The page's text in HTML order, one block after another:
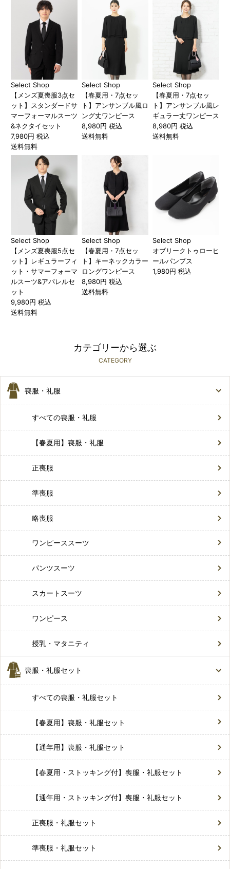
Select Shop
【メンズ夏喪服3点セ
ット】スタンダードサ
マーフォーマルスーツ
&ネクタイセット
7,980円 税込
送料無料
Select Shop
【春夏用・7点セッ
ト】アンサンブル風ロ
ング丈ワンピース
8,980円 税込
送料無料
Select Shop
【春夏用・7点セッ
ト】アンサンブル風レ
ギュラー丈ワンピース
8,980円 税込
送料無料
Select Shop
【メンズ夏喪服5点セ
ット】レギュラーフィ
ット・サマーフォーマ
ルスーツ&アパレルセ
ット
9,980円 税込
送料無料
Select Shop
【春夏用・7点セッ
ト】キーネックカラー
ロングワンピース
8,980円 税込
送料無料
Select Shop
オブリークトゥローヒ
ールパンプス
1,980円 税込
カテゴリーから選ぶ
CATEGORY
喪服・礼服
すべての喪服・礼服
【春夏用】喪服・礼服
正喪服
準喪服
略喪服
ワンピーススーツ
パンツスーツ
スカートスーツ
ワンピース
授乳・マタニティ
喪服・礼服セット
すべての喪服・礼服セット
【春夏用】喪服・礼服セット
【通年用】喪服・礼服セット
【春夏用・ストッキング付】喪服・礼服セット
【通年用・ストッキング付】喪服・礼服セット
正喪服・礼服セット
準喪服・礼服セット